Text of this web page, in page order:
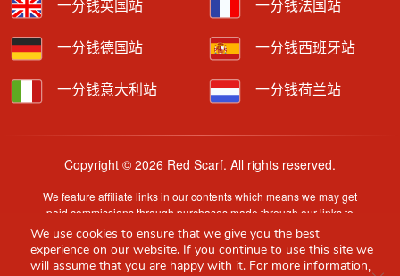
一分钱英国站 一分钱法国站
一分钱德国站 一分钱西班牙站
一分钱意大利站 一分钱荷兰站
Copyright © 2026 Red Scarf. All rights reserved.
We feature affiliate links in our contents which means we may get
paid commissions through purchases made through our links to
retailer sites.
Content is provided by users, brands or merchants. Some
information may have been generated by AI and is provided for
We use cookies to ensure that we give you the best
experience on our website. If you continue to use this site we
will assume that you are happy with it. For more information,